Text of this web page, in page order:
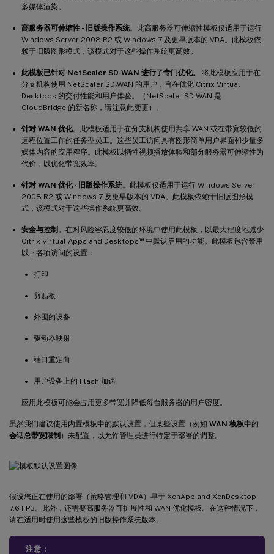
多媒体渲染。
高服务器可伸缩性 - 旧版操作系统。此高服务器可伸缩性模板仅适用于运行
Windows Server 2008 R2 或 Windows 7 及更早版本的 VDA。此模板依
赖于旧版图形模式，该模式对于这些操作系统更高效。
此模板已针对 NetScaler SD-WAN 进行了专门优化。
将此模板应用于在
分支机构使用 NetScaler SD-WAN 的用户，旨在优化 Citrix Virtual
Desktops 的交付性能和用户体验。（NetScaler SD-WAN 是
CloudBridge 的新名称，请注意此变更）。
针对 WAN 优化。此模板适用于在分支机构使用共享 WAN 或在带宽较低的
远程位置工作的任务型员工。这些员工访问具有图形简单用户界面和少量多
媒体内容的应用程序。此模板以牺牲视频播放体验和部分服务器可伸缩性为
代价，以优化带宽效率。
针对 WAN 优化 - 旧版操作系统。此模板仅适用于运行 Windows Server
2008 R2 或 Windows 7 及更早版本的 VDA。此模板依赖于旧版图形模
式，该模式对于这些操作系统更高效。
安全与控制 。在对风险容忍度较低的环境中使用此模板，以最大程度地减少
Citrix Virtual Apps and Desktops ™中默认启用的功能。此模板包含禁用
以下各项访问的设置：
打印
剪贴板
外围的设备
驱动器映射
端口重定向
用户设备上的 Flash 加速
应用此模板可能会占用更多带宽并降低每台服务器的用户密度。
虽然我们建议使用内置模板中的默认设置，但某些设置（例如 WAN 模板中的
会话总带宽限制 ）未配置，以允许管理员进行特定于部署的调整。
假设您正在使用的部署（策略管理和 VDA）早于 XenApp and XenDesktop
7.6 FP3。此外，还需要高服务器可扩展性和 WAN 优化模板。在这种情况下，
请在适用时使用这些模板的旧版操作系统版本。
注意：